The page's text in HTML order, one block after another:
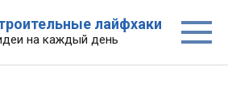
лайфхаки
на каждый день